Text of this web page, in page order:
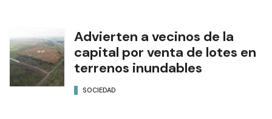
Advierten a vecinos de la
capital por venta de lotes en
terrenos inundables
SOCIEDAD